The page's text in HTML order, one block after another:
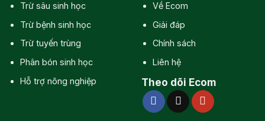
Trừ sâu sinh học
Trừ bệnh sinh học
Trừ tuyến trùng
Phân bón sinh học
Hỗ trợ nông nghiệp
Về Ecom
Giải đáp
Chính sách
Liên hệ
Theo dõi Ecom